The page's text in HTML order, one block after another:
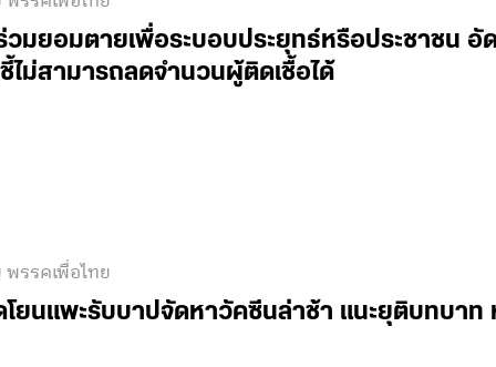
มยอมตายเพื่อระบอบประยุทธ์หรือประชาชน อั
ม่สามารถลดจำนวนผู้ติดเชื้อได้
พรรคเพื่อไทย
โยนแพะรับบาปจัดหาวัคซีนล่าช้า แนะยุติบทบาท